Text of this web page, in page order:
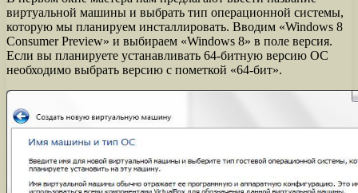
виртуальной машины и выбрать тип операционной системы,
которую мы планируем инсталлировать. Вводим «Windows 8
Consumer Preview» и выбираем «Windows 8» в поле версия.
Если вы планируете устанавливать 64-битную версию ОС
необходимо выбрать версию с пометкой «64-бит».